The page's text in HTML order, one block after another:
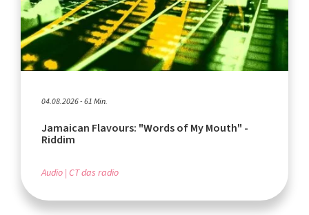
04.08.2026 - 61 Min.
Jamaican Flavours: "Words of My Mouth" -
Riddim
Audio CT das radio